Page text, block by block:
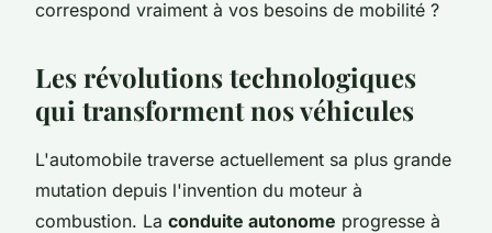
correspond vraiment à vos besoins de mobilité ?
Les révolutions technologiques
qui transforment nos véhicules
L'automobile traverse actuellement sa plus grande
mutation depuis l'invention du moteur à
combustion. La conduite autonome progresse à